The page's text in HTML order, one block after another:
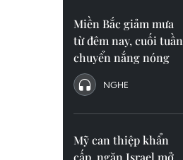
Miền Bắc giảm mưa
từ đêm nay, cuối tuần
chuyển nắng nóng
NGHE
Mỹ can thiệp khẩn
cấp, ngăn Israel mở